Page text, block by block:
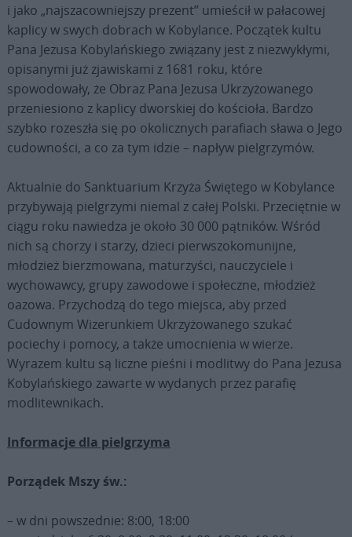
i jako „najszacowniejszy prezent” umieścił w pałacowej
kaplicy w swych dobrach w Kobylance. Początek kultu
Pana Jezusa Kobylańskiego związany jest z niezwykłymi,
opisanymi już zjawiskami z 1681 roku, które
spowodowały, że Obraz Pana Jezusa Ukrzyżowanego
przeniesiono z kaplicy dworskiej do kościoła. Bardzo
szybko rozeszła się po okolicznych parafiach sława o Jego
cudowności, a co za tym idzie – napływ pielgrzymów.
Aktualnie do Sanktuarium Krzyża Świętego w Kobylance
przybywają pielgrzymi niemal z całej Polski. Przeciętnie w
ciągu roku nawiedza je około 30 000 pątników. Wśród
nich są chorzy i starzy, dzieci pierwszokomunijne,
młodzież bierzmowana, maturzyści, nauczyciele i
wychowawcy, grupy zawodowe i społeczne, młodzież
oazowa. Przychodzą do tego miejsca, aby przed
Cudownym Wizerunkiem Ukrzyżowanego szukać
pociechy i pomocy, a także umocnienia w wierze.
Wyrazem kultu są liczne pieśni i modlitwy do Pana Jezusa
Kobylańskiego zawarte w wydanych przez parafię
modlitewnikach.
Informacje dla pielgrzyma
Porządek Mszy św.:
– w dni powszednie: 8:00, 18:00